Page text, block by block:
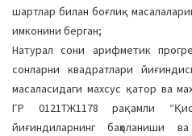
шартлар билан боғлиқ
имконини берган;
Натурал сони арифметик
сонларни квадратлари
масаласидаги махсус қатор ва
ГР 0121ТЖ1178 рақамли
йиғиндиларнинг баҳоланиши